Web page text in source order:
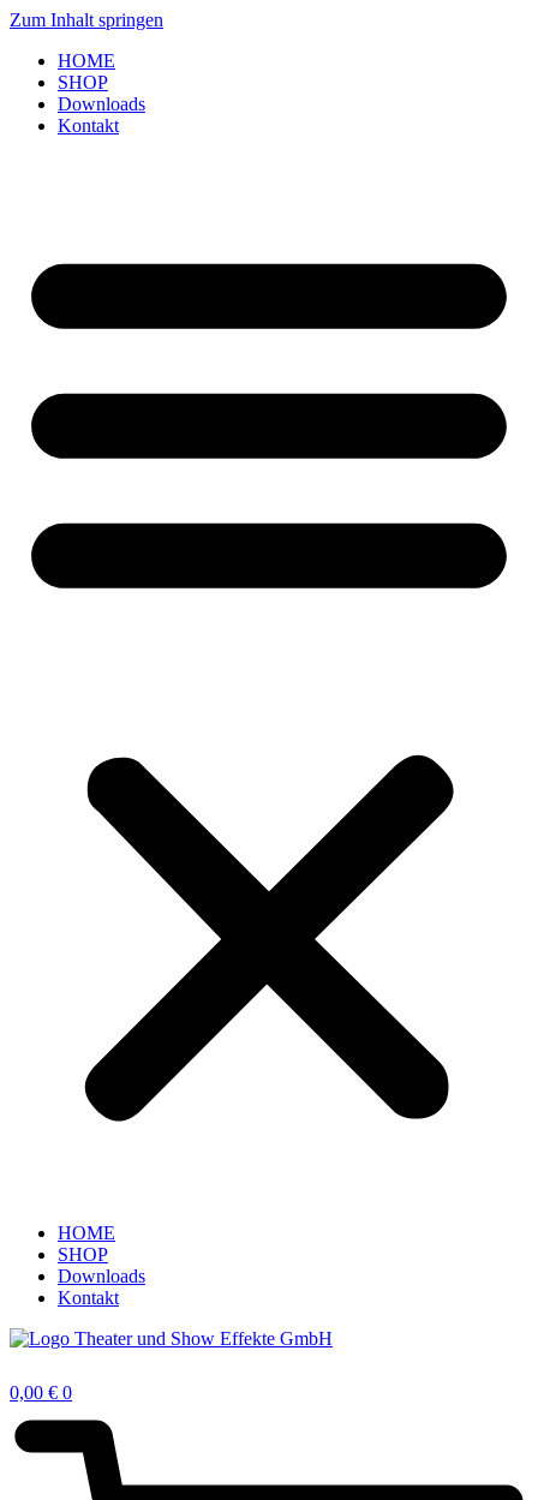
Zum Inhalt springen
HOME
SHOP
Downloads
Kontakt
HOME
SHOP
Downloads
Kontakt
0,00 € 0